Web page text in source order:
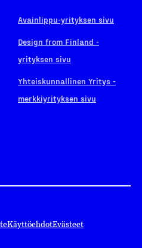
Avainlippu-yrityksen sivu
Design from Finland -
yrityksen sivu
Yhteiskunnallinen Yritys -
merkkiyrityksen sivu
KäyttöehdotEvästeet